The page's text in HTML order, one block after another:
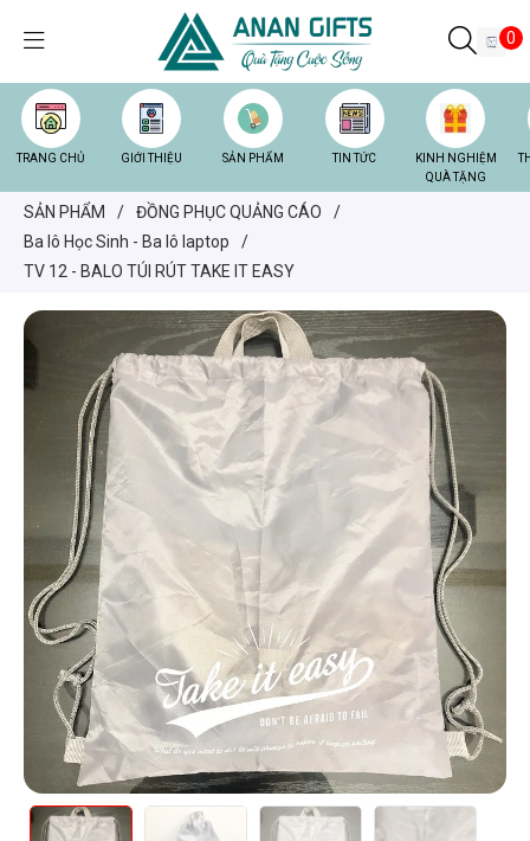
0
TRANG CHỦ GIỚI THIỆU SẢN PHẨM TIN TỨC
KINH NGHIỆM
QUÀ TẶNG
SẢN PHẨM / ĐỒNG PHỤC QUẢNG CÁO
/
Ba lô Học Sinh - Ba lô laptop
/
TV 12 - BALO TÚI RÚT TAKE IT EASY